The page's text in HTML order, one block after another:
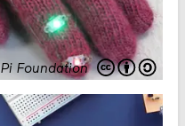
Foundation